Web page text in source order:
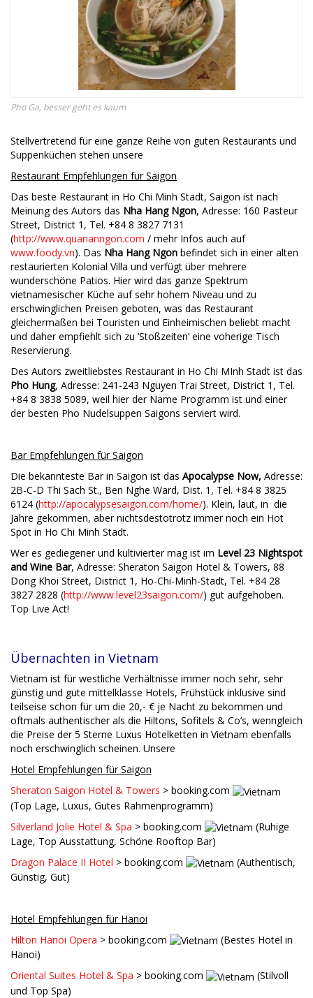
Pho Ga, besser geht es kaum
Stellvertretend für eine ganze Reihe von guten Restaurants und
Suppenküchen stehen unsere
Restaurant Empfehlungen für Saigon
Das beste Restaurant in Ho Chi Minh Stadt, Saigon ist nach
Meinung des Autors das Nha Hang Ngon, Adresse: 160 Pasteur
Street, District 1, Tel. +84 8 3827 7131
(http://www.quananngon.com / mehr Infos auch auf
www.foody.vn). Das Nha Hang Ngon befindet sich in einer alten
restaurierten Kolonial Villa und verfügt über mehrere
wunderschöne Patios. Hier wird das ganze Spektrum
vietnamesischer Küche auf sehr hohem Niveau und zu
erschwinglichen Preisen geboten, was das Restaurant
gleichermaßen bei Touristen und Einheimischen beliebt macht
und daher empfiehlt sich zu ’Stoßzeiten’ eine voherige Tisch
Reservierung.
Des Autors zweitliebstes Restaurant in Ho Chi MInh Stadt ist das
Pho Hung, Adresse: 241-243 Nguyen Trai Street, District 1, Tel.
+84 8 3838 5089, weil hier der Name Programm ist und einer
der besten Pho Nudelsuppen Saigons serviert wird.
Bar Empfehlungen für Saigon
Die bekannteste Bar in Saigon ist das Apocalypse Now, Adresse:
2B-C-D Thi Sach St., Ben Nghe Ward, Dist. 1, Tel. +84 8 3825
6124 (http://apocalypsesaigon.com/home/). Klein, laut, in die
Jahre gekommen, aber nichtsdestotrotz immer noch ein Hot
Spot in Ho Chi Minh Stadt.
Wer es gediegener und kultivierter mag ist im Level 23 Nightspot
and Wine Bar, Adresse: Sheraton Saigon Hotel & Towers, 88
Dong Khoi Street, District 1 , Ho-Chi-Minh-Stadt, Tel. +84 28
3827 2828 (http://www.level23saigon.com/) gut aufgehoben.
Top Live Act!
Übernachten in Vietnam
Vietnam ist für westliche Verhältnisse immer noch sehr, sehr
günstig und gute mittelklasse Hotels, Frühstück inklusive sind
teilseise schon für um die 20,- € je Nacht zu bekommen und
oftmals authentischer als die Hiltons, Sofitels & Co’s, wenngleich
die Preise der 5 Sterne Luxus Hotelketten in Vietnam ebenfalls
noch erschwinglich scheinen. Unsere
Hotel Empfehlungen für Saigon
Sheraton Saigon Hotel & Towers > booking.com
(Top Lage, Luxus, Gutes Rahmenprogramm)
Silverland Jolie Hotel & Spa > booking.com
(Ruhige
Lage, Top Ausstattung, Schöne Rooftop Bar)
Dragon Palace II Hotel > booking.com
(Authentisch,
Günstig, Gut)
Hotel Empfehlungen für Hanoi
Hilton Hanoi Opera > booking.com
(Bestes Hotel in
Hanoi)
Oriental Suites Hotel & Spa > booking.com
(Stilvoll
und Top Spa)